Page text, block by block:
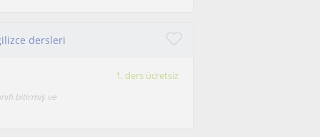
dersleri
1. ders ücretsiz
bitirmiş ve